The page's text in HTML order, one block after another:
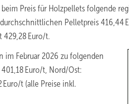
beim Preis für Holzpellets folgende
Pelletpreis 416,44
429,28 Euro/t.
im Februar 2026 zu folgenden
Euro/t, Nord/Ost:
Euro/t (alle Preise inkl.